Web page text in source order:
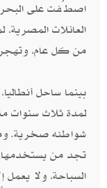
اصطُفت على
العائلات المصرية،
من كل عام، وتهجر
بينما ساحل
لمدة ثلاث سنوات
شواطئه صخرية.
تجد من
السباحة، ولا يعمل